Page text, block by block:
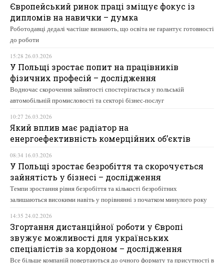
Європейський ринок праці зміщує фокус із
дипломів на навички – думка
Роботодавці дедалі частіше визнають, що освіта не гарантує готовності
до роботи
15:28 26.03.2026
У Польщі зростає попит на працівників
фізичних професій – дослідження
Водночас скорочення зайнятості спостерігається у польській
автомобільній промисловості та секторі бізнес-послуг
10:27 26.03.2026
Який вплив має радіатор на
енергоефективність комерційних об’єктів
08:34 16.03.2026
У Польщі зростає безробіття та скорочується
зайнятість у бізнесі – дослідження
Темпи зростання рівня безробіття та кількості безробітних
залишаються високими навіть у порівнянні з початком минулого року
14:35 24.02.2026
Згортання дистанційної роботи у Європі
звужує можливості для українських
спеціалістів за кордоном – дослідження
Все більше компаній повертаються до очного формату та присутності в